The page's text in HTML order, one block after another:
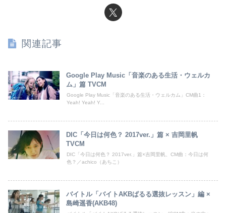
関連記事
Google Play Music「音楽のある生活・ウェルカ
ム」篇 TVCM
Google Play Music「音楽のある生活・ウェルカム」CM曲1：
Yeah! Yeah! Y...
DIC「今日は何色？ 2017ver.」篇 × 吉岡里帆
TVCM
DIC「今日は何色？ 2017ver.」篇×吉岡里帆、CM曲：今日は何
色？／achico（あちこ）
バイトル「バイトAKBぱるる選抜レッスン」編 ×
島崎遥香(AKB48)